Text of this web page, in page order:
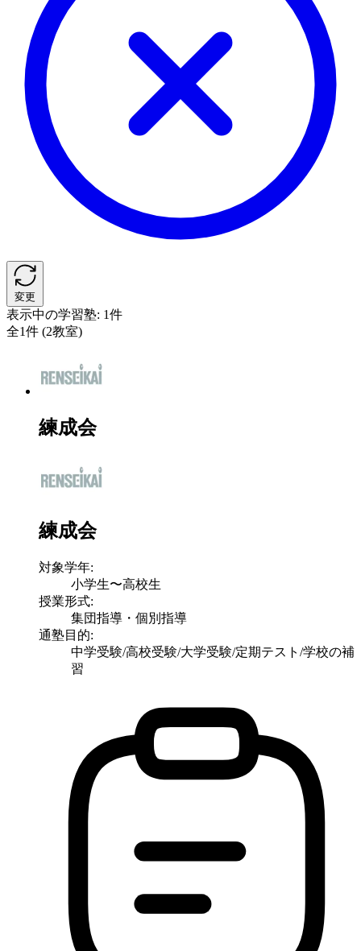
変更
表示中の学習塾: 1件
全1件 (2教室)
練成会
練成会
対象学年:
小学生〜高校生
授業形式:
集団指導・個別指導
通塾目的:
中学受験/高校受験/大学受験/定期テスト/学校の補
習